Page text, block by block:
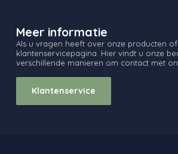
Meer informatie
Als u vragen heeft over onze producten
klantenservicepagina. Hier vindt u onze
verschillende manieren om contact met
Klantenservice